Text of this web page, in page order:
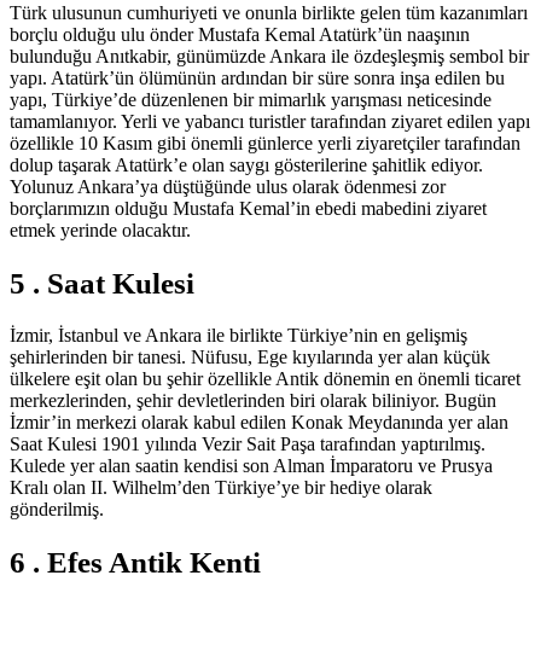
Türk ulusunun cumhuriyeti ve onunla birlikte gelen tüm kazanımları
borçlu olduğu ulu önder Mustafa Kemal Atatürk’ün naaşının
bulunduğu Anıtkabir, günümüzde Ankara ile özdeşleşmiş sembol bir
yapı. Atatürk’ün ölümünün ardından bir süre sonra inşa edilen bu
yapı, Türkiye’de düzenlenen bir mimarlık yarışması neticesinde
tamamlanıyor. Yerli ve yabancı turistler tarafından ziyaret edilen yapı
özellikle 10 Kasım gibi önemli günlerce yerli ziyaretçiler tarafından
dolup taşarak Atatürk’e olan saygı gösterilerine şahitlik ediyor.
Yolunuz Ankara’ya düştüğünde ulus olarak ödenmesi zor
borçlarımızın olduğu Mustafa Kemal’in ebedi mabedini ziyaret
etmek yerinde olacaktır.
5 . Saat Kulesi
İzmir, İstanbul ve Ankara ile birlikte Türkiye’nin en gelişmiş
şehirlerinden bir tanesi. Nüfusu, Ege kıyılarında yer alan küçük
ülkelere eşit olan bu şehir özellikle Antik dönemin en önemli ticaret
merkezlerinden, şehir devletlerinden biri olarak biliniyor. Bugün
İzmir’in merkezi olarak kabul edilen Konak Meydanında yer alan
Saat Kulesi 1901 yılında Vezir Sait Paşa tarafından yaptırılmış.
Kulede yer alan saatin kendisi son Alman İmparatoru ve Prusya
Kralı olan II. Wilhelm’den Türkiye’ye bir hediye olarak
gönderilmiş.
6 . Efes Antik Kenti